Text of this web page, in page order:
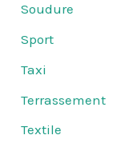
Soudure
Sport
Taxi
Terrassement
Textile